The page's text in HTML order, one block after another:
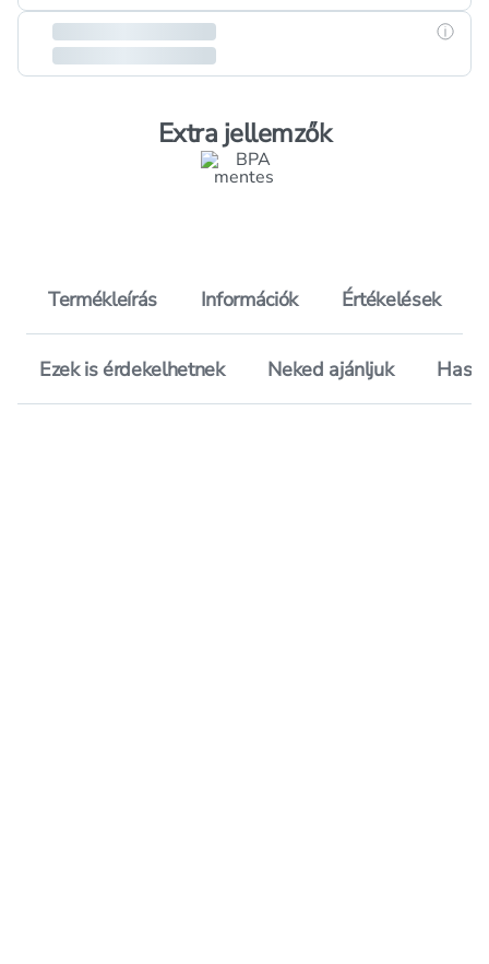
Extra jellemzők
Termékleírás Információk Értékelések
Ezek is érdekelhetnek Neked ajánljuk